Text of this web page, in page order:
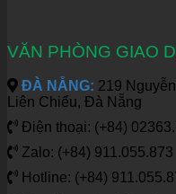
VĂN PHÒNG GIAO
ĐÀ NẴNG: 219
Liên Chiểu, Đà Nẵng
Điện thoại: (+84)
Zalo: (+84) 911.055.873
Hotline: (+84)